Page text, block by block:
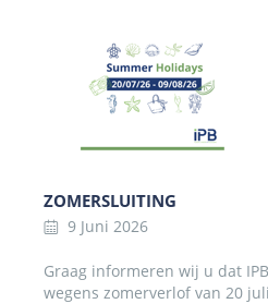
ZOMERSLUITING
9 Juni 2026
Graag informeren wij u dat
wegens zomerverlof van 20